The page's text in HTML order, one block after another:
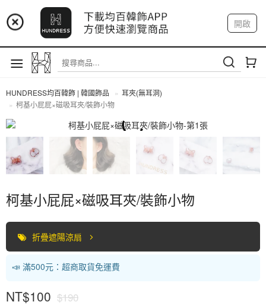
📢 市集預告：9/4-9/6 淡水捷運站
📢 市集預告：9/12-9/13 八里海巡基地
📢 市集預告：8/22-8/23 桃園青埔置地廣場
開啟
註冊 我的帳戶
HUNDRESS均百韓飾 | 韓國飾品
耳夾(無耳洞)
柯基小屁屁×磁吸耳夾/裝飾小物
耳夾(無耳洞)
柯基小屁屁×磁吸耳夾/裝飾小物
折疊遮陽涼扇
📣 滿500元：超商取貨免運費
NT$100 $190